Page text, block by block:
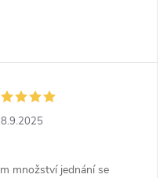
8.9.2025
množství jednání se